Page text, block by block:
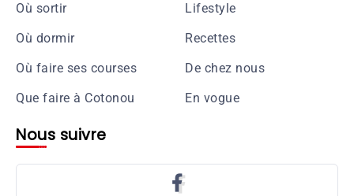
Où sortir
Où dormir
Où faire ses courses
Que faire à Cotonou
Lifestyle
Recettes
De chez nous
En vogue
Nous suivre